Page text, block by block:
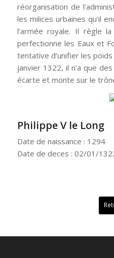
réorganisation de
les milices urbaines qu’il
l’armée royale. Il règle
perfectionne les Eaux et
tentative d’unifier les
janvier 1322, il n’a que
écarte et monte sur le
Philippe V le Long
Date de naissance : 1294
Date de deces : 02/01/